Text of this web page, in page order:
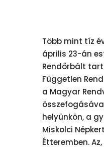
Több mint tíz
április 23-án
Rendőrbált
Független
a Magyar
helyünkön, a
Miskolci
Étteremben.